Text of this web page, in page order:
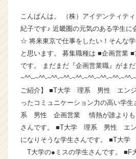
ー
の
イ
ム
ラ
イ
ン】
|
ベ
チ
ャ
ー・
こんばんは。 （株）アイデンティ
紀子です♪ 近畿圏の元気のある学生に
☆ 将来東京で仕事をしたい！そんな
と思います。 募集職種は ■企画営業
です。 まだまだ『企画営業職』がま
~^^--~^^-~^^-~^^-~^^-~^^-~^^-~^^-~^^-
ご紹介】 ■T大学 理系 男性 エン
ったコミュニケーション力の高い学
系 男性 企画営業 情熱が誰よりも
さんです。 ■T大学 理系 男性 エ
になりそうな学生さんです。 ■T大
T大学の●ミスの学生さんです。